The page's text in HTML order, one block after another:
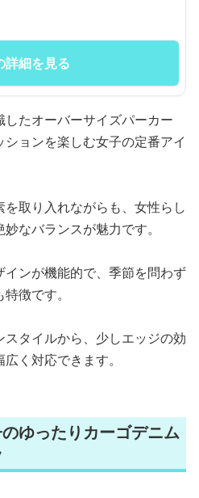
詳細を見る
たオーバーサイズパーカー
ョンを楽しむ女子の定番アイ
取り入れながらも、女性らし
なバランスが魅力です。
ンが機能的で、季節を問わず
徴です。
タイルから、少しエッジの効
く対応できます。
ゆったりカーゴデニム